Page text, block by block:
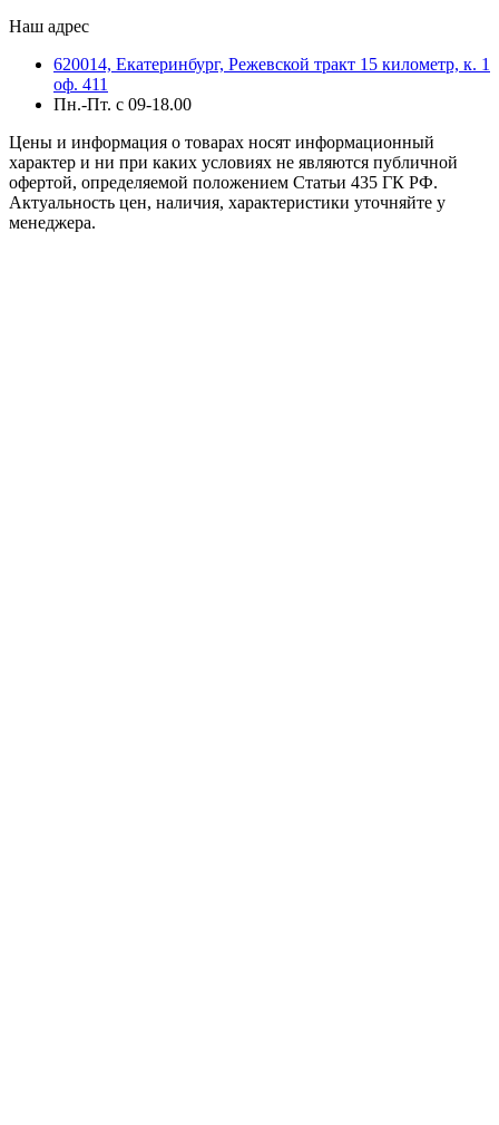
Наш адрес
620014, Екатеринбург, Режевской тракт 15 километр, к. 1
оф. 411
Пн.-Пт. с 09-18.00
Цены и информация о товарах носят информационный
характер и ни при каких условиях не являются публичной
офертой, определяемой положением Статьи 435 ГК РФ.
Актуальность цен, наличия, характеристики уточняйте у
менеджера.